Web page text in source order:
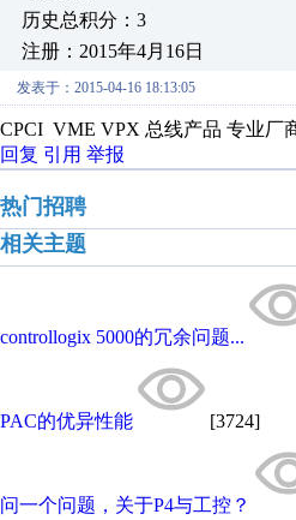
历史总积分：3
注册：2015年4月16日
发表于：2015-04-16 18:13:05
CPCI VME VPX 总线产品 专业厂
回复 引用 举报
热门招聘
相关主题
controllogix 5000的冗余问题...
PAC的优异性能 [3724]
问一个问题，关于P4与工控？